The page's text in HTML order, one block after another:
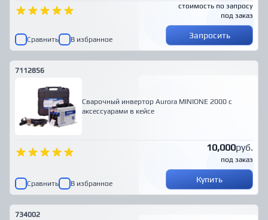
стоимость по запросу
под заказ
Сравнить В избранное Запросить
7112856
Сварочный инвертор Aurora MINIONE 2000 с
аксессуарами в кейсе
10,000руб.
под заказ
Сравнить В избранное Купить
734002